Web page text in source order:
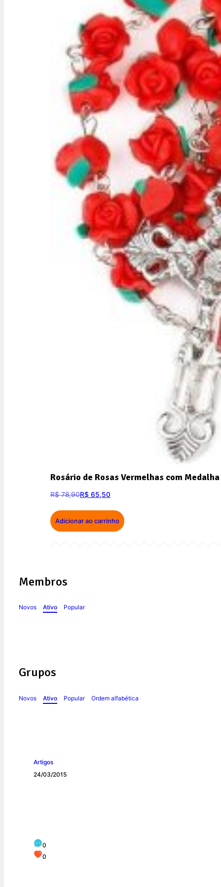
Rosário de Rosas Vermelhas com
R$78,90R$ 65,50
Adicionar ao carrinho
Membros
Novos Ativo Popular
Grupos
Novos Ativo Popular Ordem alfabética
Artigos
24/03/2015
0
0